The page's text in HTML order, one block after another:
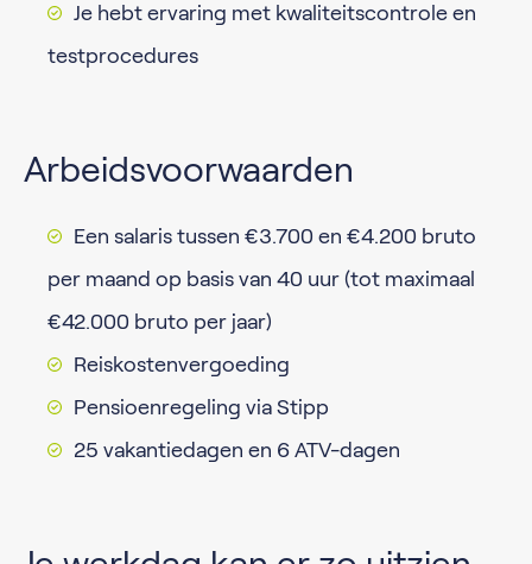
Je hebt ervaring met kwaliteitscontrole en
testprocedures
Arbeidsvoorwaarden
Een salaris tussen €3.700 en €4.200 bruto
per maand op basis van 40 uur (tot maximaal
€42.000 bruto per jaar)
Reiskostenvergoeding
Pensioenregeling via Stipp
25 vakantiedagen en 6 ATV-dagen